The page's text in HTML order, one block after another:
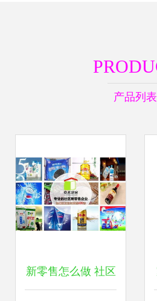
产品列表
新零售怎么做 社区